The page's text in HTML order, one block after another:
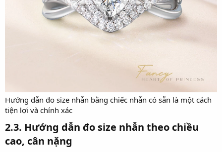
Hướng dẫn đo size nhẫn bằng chiếc nhẫn có sẵn là một cách
tiện lợi và chính xác
2.3. Hướng dẫn đo size nhẫn theo chiều
cao, cân nặng​